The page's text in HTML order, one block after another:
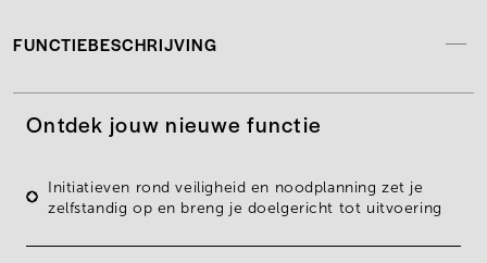
FUNCTIEBESCHRIJVING
Ontdek jouw nieuwe functie
Initiatieven rondveiligheid en noodplanningzet je
zelfstandig op en breng je doelgericht tot uitvoering